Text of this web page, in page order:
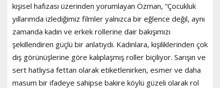
kişisel hafızası üzerinden yorumlayan Özman, “Çocukluk
yıllarımda izlediğimiz filmler yalnızca bir eğlence değil, aynı
zamanda kadın ve erkek rollerine dair bakışımızı
şekillendiren güçlü bir anlatıydı. Kadınlara, kişiliklerinden çok
dış görünüşlerine göre kalıplaşmış roller biçiliyor. Sarışın ve
sert hatlıysa fettan olarak etiketlenirken, esmer ve daha
masum bir ifadeye sahipse bakire köylü güzeli olarak rol